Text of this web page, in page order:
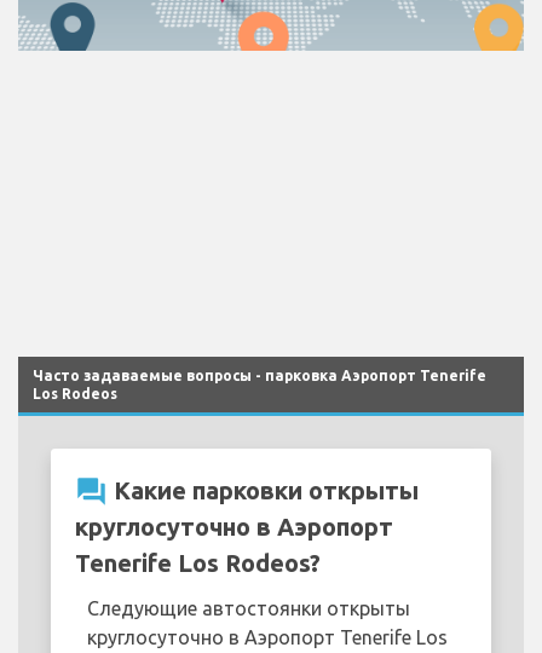
Часто задаваемые вопросы - парковка Аэропорт Tenerife
Los Rodeos
question_answer Какие парковки открыты
круглосуточно в Аэропорт
Tenerife Los Rodeos?
Следующие автостоянки открыты
круглосуточно в Аэропорт Tenerife Los